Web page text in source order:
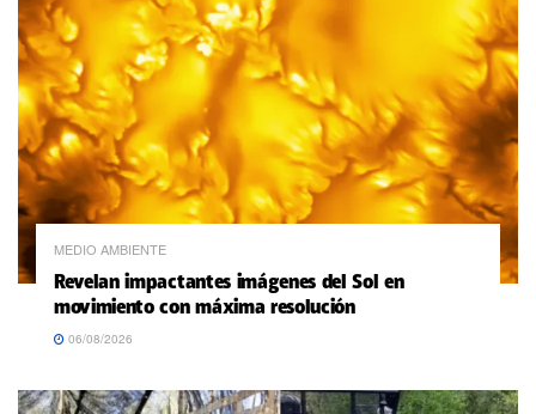
MEDIO AMBIENTE
Revelan impactantes imágenes del Sol en
movimiento con máxima resolución
06/08/2026